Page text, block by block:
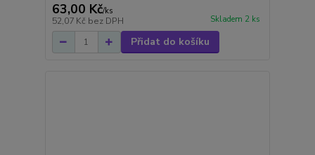
63,00 Kč/ks
52,07 Kč bez DPH Skladem 2 ks
Přidat do košíku